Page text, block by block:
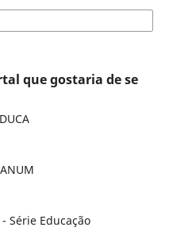
que gostaria de se
- Série Educação